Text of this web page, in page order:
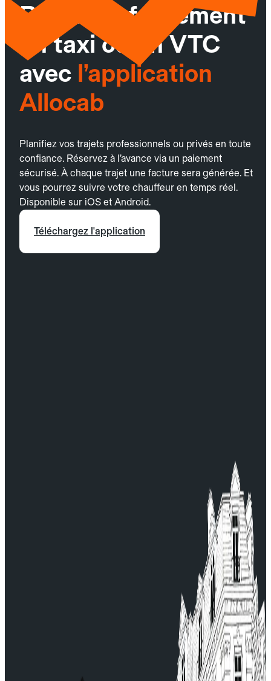
Réservez facilement
un taxi ou un VTC
avec l’application
Allocab
Planifiez vos trajets professionnels ou privés en toute
confiance. Réservez à l’avance via un paiement
sécurisé. À chaque trajet une facture sera générée. Et
vous pourrez suivre votre chauffeur en temps réel.
Disponible sur iOS et Android.
Téléchargez l'application